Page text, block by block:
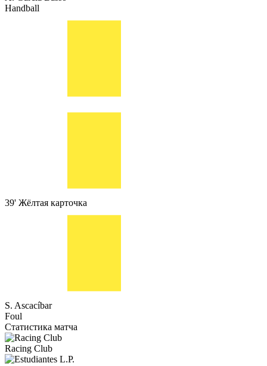
Handball
39' Жёлтая карточка
S. Ascacíbar
Foul
Статистика матча
Racing Club